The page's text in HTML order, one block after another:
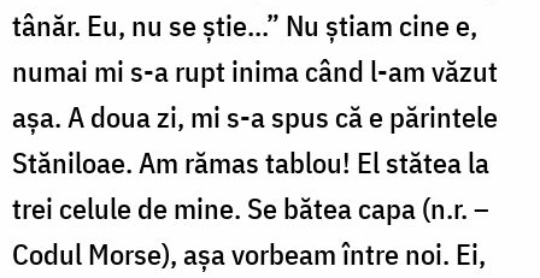
tânăr. Eu, nu se ştie...” Nu ştiam cine e,
numai mi s-a rupt inima când l-am văzut
aşa. A doua zi, mi s-a spus că e părintele
Stăniloae. Am rămas tablou! El stătea la
trei celule de mine. Se bătea capa (n.r. –
Codul Morse), aşa vorbeam între noi. Ei,